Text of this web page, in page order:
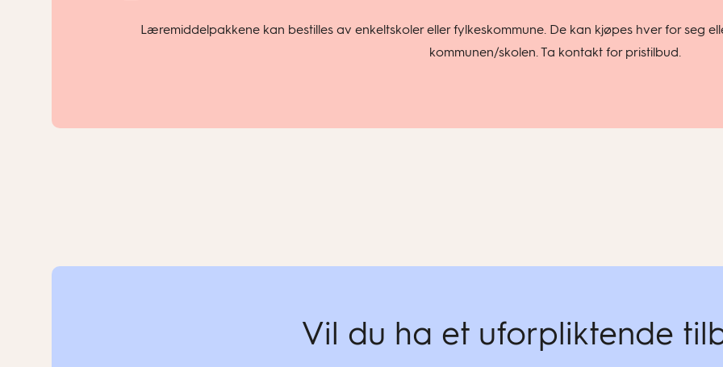
Læremiddelpakkene kan bestilles av enkeltskoler eller fylkeskommune. De kan kjøpes hver for seg
kommunen/skolen. Ta kontakt for pristilbud.
Vil du ha et uforpliktende